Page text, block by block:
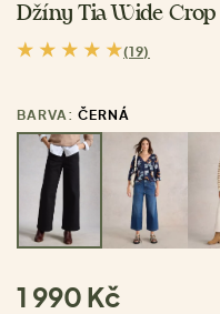
Džíny Tia Wide
(19)
BARVA: ČERNÁ
1 990 Kč